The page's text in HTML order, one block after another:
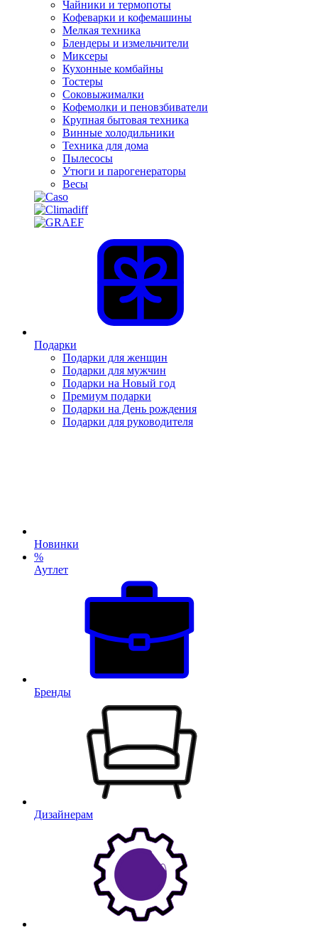
Чайники и термопоты
Кофеварки и кофемашины
Мелкая техника
Блендеры и измельчители
Миксеры
Кухонные комбайны
Тостеры
Соковыжималки
Кофемолки и пеновзбиватели
Крупная бытовая техника
Винные холодильники
Техника для дома
Пылесосы
Утюги и парогенераторы
Весы
Подарки
Подарки для женщин
Подарки для мужчин
Подарки на Новый год
Премиум подарки
Подарки на День рождения
Подарки для руководителя
Новинки
%
Аутлет
Бренды
Дизайнерам